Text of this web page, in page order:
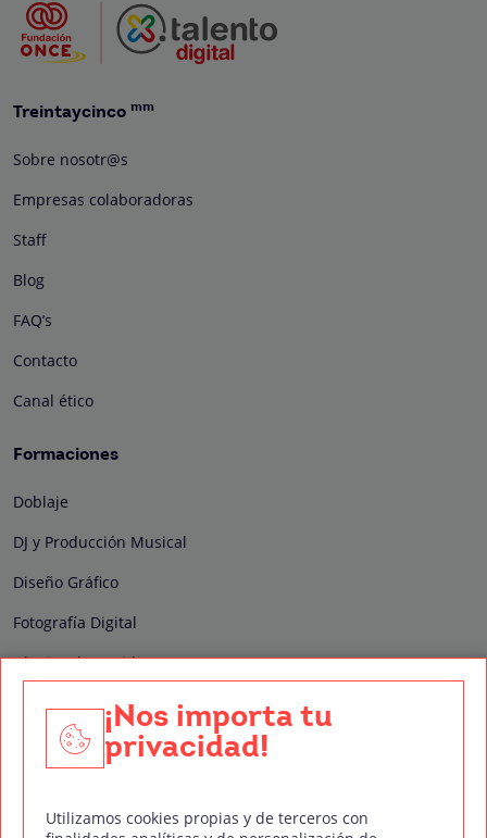
Treintaycinco mm
Sobre nosotr@s
Empresas colaboradoras
Staff
Blog
FAQ’s
Contacto
Canal ético
Formaciones
Doblaje
DJ y Producción Musical
Diseño Gráfico
Fotografía Digital
Técnico de Sonido
Edición y Postproducción de Vídeo
Nuestros sellos de calidad
¡Nos importa tu
privacidad!
Utilizamos cookies propias y de terceros con